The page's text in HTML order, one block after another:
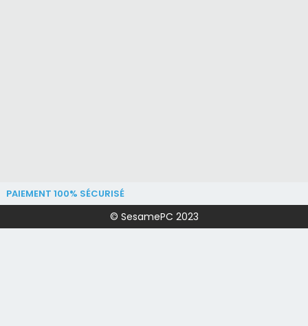
PAIEMENT 100% SÉCURISÉ
© SesamePC 2023